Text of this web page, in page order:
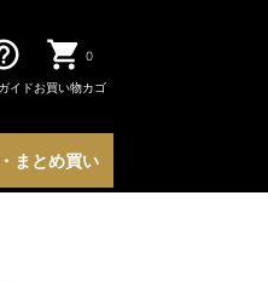
イド
0
お買い物カゴ
まとめ買い